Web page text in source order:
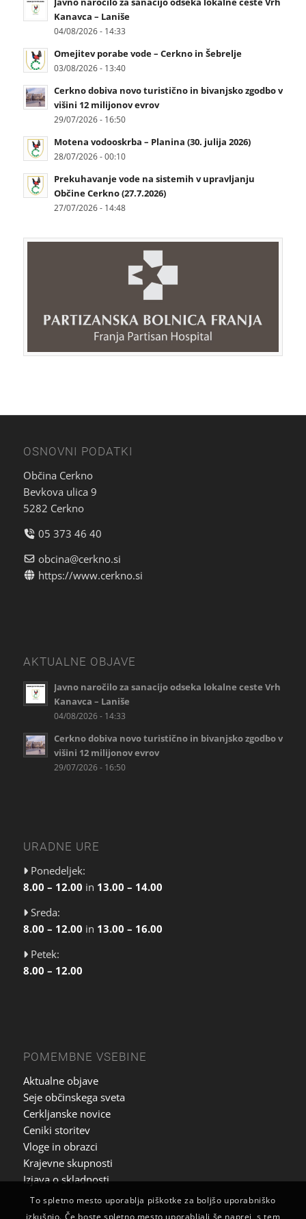
Kanavca – Laniše
04/08/2026 - 14:33
Omejitev porabe vode – Cerkno in Šebrelje
03/08/2026 - 13:40
Cerkno dobiva novo turistično in bivanjsko zgodbo v
višini 12 milijonov evrov
29/07/2026 - 16:50
Motena vodooskrba – Planina (30. julija 2026)
28/07/2026 - 00:10
Prekuhavanje vode na sistemih v upravljanju
Občine Cerkno (27.7.2026)
27/07/2026 - 14:48
OSNOVNI PODATKI
Občina Cerkno
Bevkova ulica 9
5282 Cerkno
05 373 46 40
obcina@cerkno.si
https://www.cerkno.si
AKTUALNE OBJAVE
Javno naročilo za sanacijo odseka lokalne ceste Vrh
Kanavca – Laniše
04/08/2026 - 14:33
Cerkno dobiva novo turistično in bivanjsko zgodbo v
višini 12 milijonov evrov
29/07/2026 - 16:50
URADNE URE
Ponedeljek:
8.00 – 12.00 in 13.00 – 14.00
Sreda:
8.00 – 12.00 in 13.00 – 16.00
Petek:
8.00 – 12.00
POMEMBNE VSEBINE
Aktualne objave
Seje občinskega sveta
Cerkljanske novice
Ceniki storitev
Vloge in obrazci
Krajevne skupnosti
Izjava o skladnosti
To spletno mesto uporablja piškotke za boljšo uporabniško